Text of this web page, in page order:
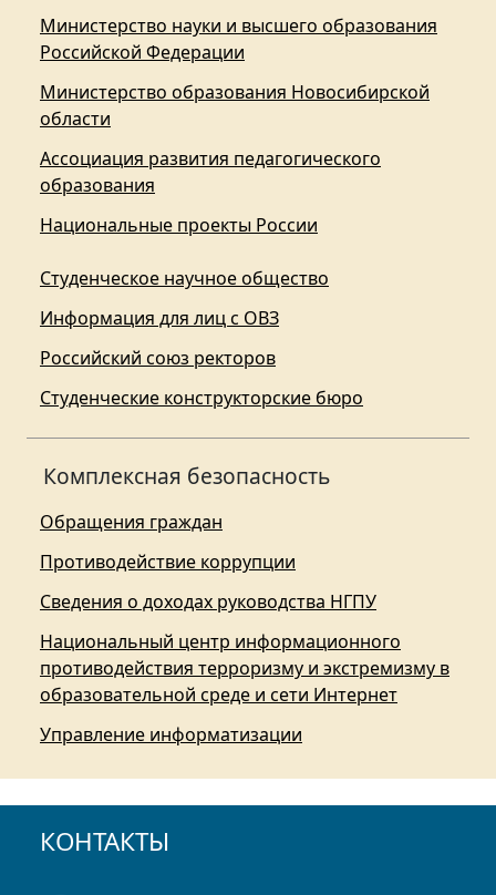
Министерство науки и высшего образования
Российской Федерации
Министерство образования Новосибирской
области
Ассоциация развития педагогического
образования
Национальные проекты России
Студенческое научное общество
Информация для лиц с ОВЗ
Российский союз ректоров
Студенческие конструкторские бюро
Комплексная безопасность
Обращения граждан
Противодействие коррупции
Сведения о доходах руководства НГПУ
Национальный центр информационного
противодействия терроризму и экстремизму в
образовательной среде и сети Интернет
Управление информатизации
КОНТАКТЫ